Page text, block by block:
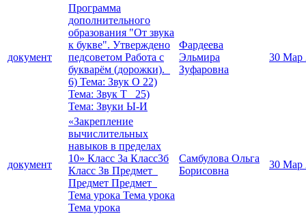
документ
Программа
дополнительного
образования "От звука
к букве". Утверждено
педсоветом Работа с
букварём (дорожки).
6) Тема: Звук О 22)
Тема: Звук Т 25)
Тема: Звуки Ы-И
Фардеева
Эльмира
Зуфаровна
30 Мар
документ
«Закрепление
вычислительных
навыков в пределах
10» Класс 3а Класс3б
Класс 3в Предмет
Предмет Предмет
Тема урока Тема урока
Тема урока
Самбулова Ольга
Борисовна
30 Мар